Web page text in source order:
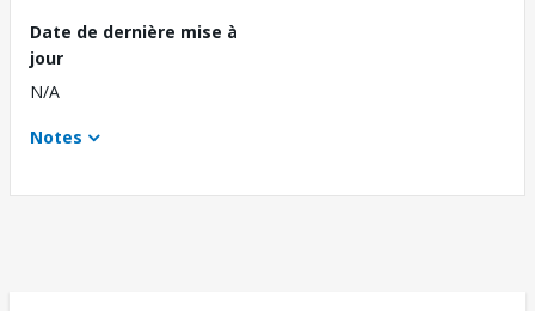
Date de dernière mise à
jour
N/A
Notes